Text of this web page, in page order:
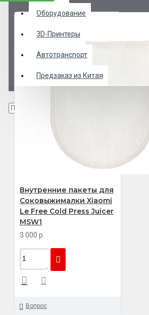
Оборудование
3D-Принтеры
Автотранспорт
Предзаказ из Китая
Внутренние пакеты для
Соковыжималки Xiaomi
Le Free Cold Press Juicer
MSW1
3 000 р.
Вопрос